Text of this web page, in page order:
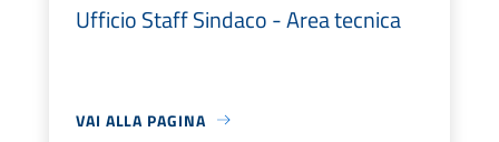
Ufficio Staff Sindaco - Area tecnica
VAI ALLA PAGINA